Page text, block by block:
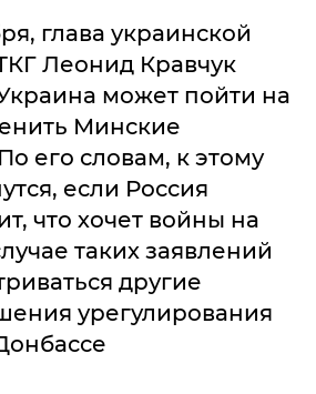
глава украинской
Леонид Кравчук
может пойти на
Минские
его словам, к этому
если Россия
что хочет войны на
таких заявлений
другие
урегулирования